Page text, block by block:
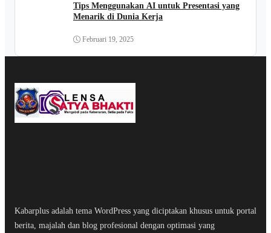
Tips Menggunakan AI untuk Presentasi yang
Menarik di Dunia Kerja
Februari 19, 2025
Kabarplus adalah tema WordPress yang diciptakan khusus untuk portal
berita, majalah dan blog profesional dengan optimasi yang